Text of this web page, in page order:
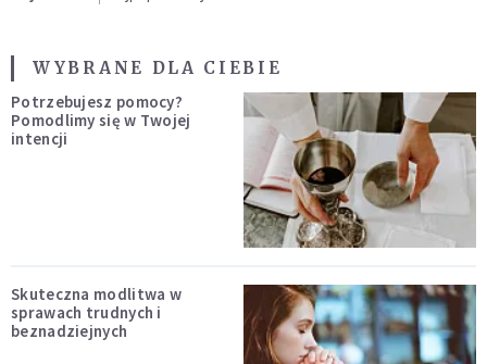
WYBRANE DLA CIEBIE
Potrzebujesz pomocy?
Pomodlimy się w Twojej
intencji
Skuteczna modlitwa w
sprawach trudnych i
beznadziejnych